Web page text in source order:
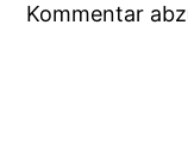
Kommentar